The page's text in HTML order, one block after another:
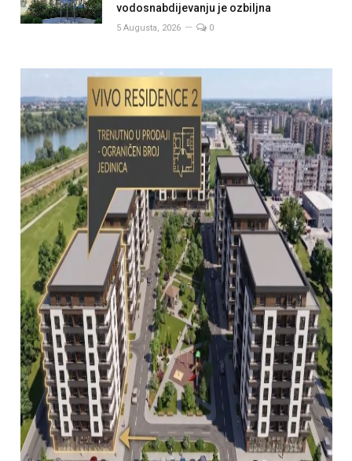
vodosnabdijevanju je ozbiljna
5 Augusta, 2026 0